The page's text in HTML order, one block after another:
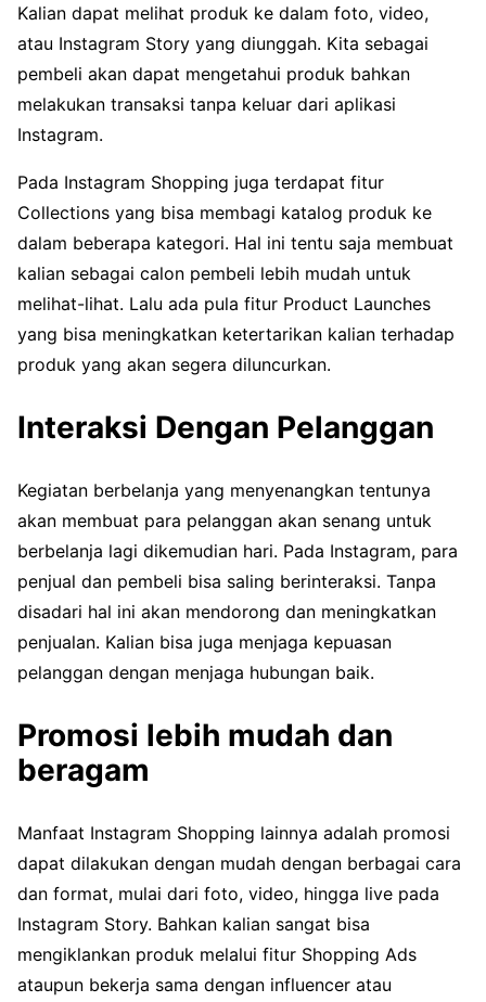
Kalian dapat melihat produk ke dalam foto, video,
atau Instagram Story yang diunggah. Kita sebagai
pembeli akan dapat mengetahui produk bahkan
melakukan transaksi tanpa keluar dari aplikasi
Instagram.
Pada Instagram Shopping juga terdapat fitur
Collections yang bisa membagi katalog produk ke
dalam beberapa kategori. Hal ini tentu saja membuat
kalian sebagai calon pembeli lebih mudah untuk
melihat-lihat. Lalu ada pula fitur Product Launches
yang bisa meningkatkan ketertarikan kalian terhadap
produk yang akan segera diluncurkan.
Interaksi Dengan Pelanggan
Kegiatan berbelanja yang menyenangkan tentunya
akan membuat para pelanggan akan senang untuk
berbelanja lagi dikemudian hari. Pada Instagram, para
penjual dan pembeli bisa saling berinteraksi. Tanpa
disadari hal ini akan mendorong dan meningkatkan
penjualan. Kalian bisa juga menjaga kepuasan
pelanggan dengan menjaga hubungan baik.
Promosi lebih mudah dan
beragam
Manfaat Instagram Shopping lainnya adalah promosi
dapat dilakukan dengan mudah dengan berbagai cara
dan format, mulai dari foto, video, hingga live pada
Instagram Story. Bahkan kalian sangat bisa
mengiklankan produk melalui fitur Shopping Ads
ataupun bekerja sama dengan influencer atau